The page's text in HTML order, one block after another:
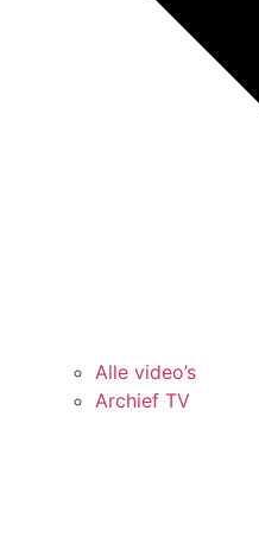
Alle video’s
Archief TV